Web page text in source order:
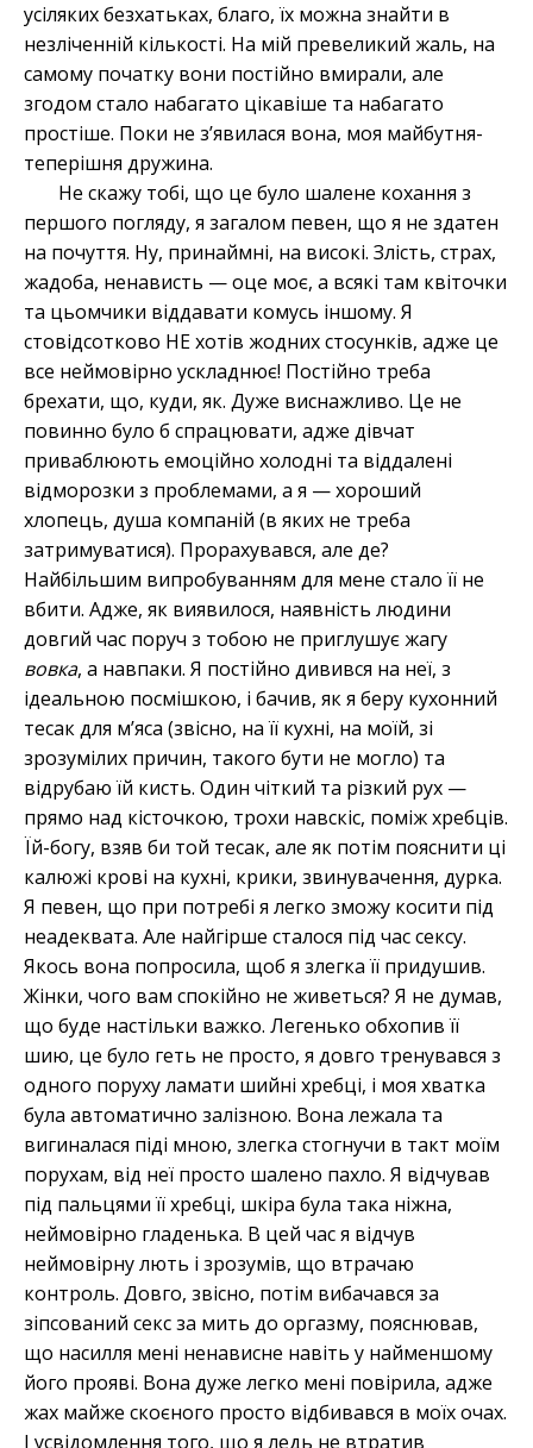
усіляких безхатьках, благо, їх можна знайти в
незліченній кількості. На мій превеликий жаль, на
самому початку вони постійно вмирали, але
згодом стало набагато цікавіше та набагато
простіше. Поки не з’явилася вона, моя майбутня-
теперішня дружина.
Не скажу тобі, що це було шалене кохання з
першого погляду, я загалом певен, що я не здатен
на почуття. Ну, принаймні, на високі. Злість, страх,
жадоба, ненависть — оце моє, а всякі там квіточки
та цьомчики віддавати комусь іншому. Я
стовідсотково НЕ хотів жодних стосунків, адже це
все неймовірно ускладнює! Постійно треба
брехати, що, куди, як. Дуже виснажливо. Це не
повинно було б спрацювати, адже дівчат
приваблюють емоційно холодні та віддалені
відморозки з проблемами, а я — хороший
хлопець, душа компаній (в яких не треба
затримуватися). Прорахувався, але де?
Найбільшим випробуванням для мене стало її не
вбити. Адже, як виявилося, наявність людини
довгий час поруч з тобою не приглушує жагу
вовка, а навпаки. Я постійно дивився на неї, з
ідеальною посмішкою, і бачив, як я беру кухонний
тесак для м’яса (звісно, на її кухні, на моїй, зі
зрозумілих причин, такого бути не могло) та
відрубаю їй кисть. Один чіткий та різкий рух —
прямо над кісточкою, трохи навскіс, поміж хребців.
Їй-богу, взяв би той тесак, але як потім пояснити ці
калюжі крові на кухні, крики, звинувачення, дурка.
Я певен, що при потребі я легко зможу косити під
неадеквата. Але найгірше сталося під час сексу.
Якось вона попросила, щоб я злегка її придушив.
Жінки, чого вам спокійно не живеться? Я не думав,
що буде настільки важко. Легенько обхопив її
шию, це було геть не просто, я довго тренувався з
одного поруху ламати шийні хребці, і моя хватка
була автоматично залізною. Вона лежала та
вигиналася піді мною, злегка стогнучи в такт моїм
порухам, від неї просто шалено пахло. Я відчував
під пальцями її хребці, шкіра була така ніжна,
неймовірно гладенька. В цей час я відчув
неймовірну лють і зрозумів, що втрачаю
контроль. Довго, звісно, потім вибачався за
зіпсований секс за мить до оргазму, пояснював,
що насилля мені ненависне навіть у найменшому
його прояві. Вона дуже легко мені повірила, адже
жах майже скоєного просто відбивався в моїх очах.
І усвідомлення того, що я ледь не втратив